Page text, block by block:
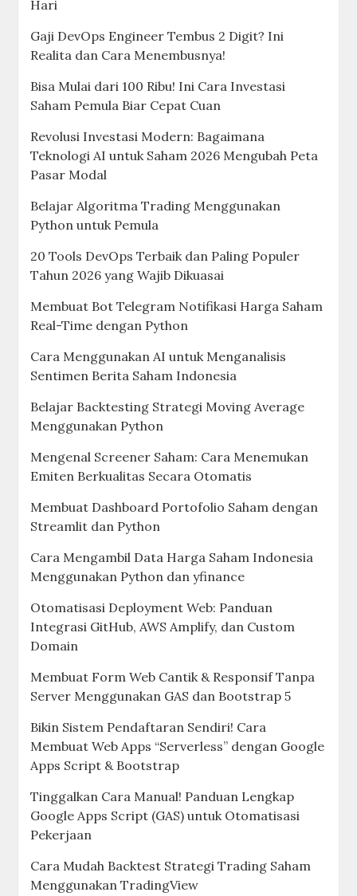
Hari
Gaji DevOps Engineer Tembus 2 Digit? Ini
Realita dan Cara Menembusnya!
Bisa Mulai dari 100 Ribu! Ini Cara Investasi
Saham Pemula Biar Cepat Cuan
Revolusi Investasi Modern: Bagaimana
Teknologi AI untuk Saham 2026 Mengubah Peta
Pasar Modal
Belajar Algoritma Trading Menggunakan
Python untuk Pemula
20 Tools DevOps Terbaik dan Paling Populer
Tahun 2026 yang Wajib Dikuasai
Membuat Bot Telegram Notifikasi Harga Saham
Real-Time dengan Python
Cara Menggunakan AI untuk Menganalisis
Sentimen Berita Saham Indonesia
Belajar Backtesting Strategi Moving Average
Menggunakan Python
Mengenal Screener Saham: Cara Menemukan
Emiten Berkualitas Secara Otomatis
Membuat Dashboard Portofolio Saham dengan
Streamlit dan Python
Cara Mengambil Data Harga Saham Indonesia
Menggunakan Python dan yfinance
Otomatisasi Deployment Web: Panduan
Integrasi GitHub, AWS Amplify, dan Custom
Domain
Membuat Form Web Cantik & Responsif Tanpa
Server Menggunakan GAS dan Bootstrap 5
Bikin Sistem Pendaftaran Sendiri! Cara
Membuat Web Apps “Serverless” dengan Google
Apps Script & Bootstrap
Tinggalkan Cara Manual! Panduan Lengkap
Google Apps Script (GAS) untuk Otomatisasi
Pekerjaan
Cara Mudah Backtest Strategi Trading Saham
Menggunakan TradingView